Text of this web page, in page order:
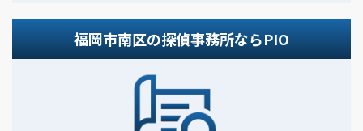
福岡市南区の探偵事務所ならPIO